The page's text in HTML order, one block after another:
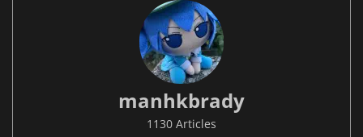
manhkbrady
1130 Articles